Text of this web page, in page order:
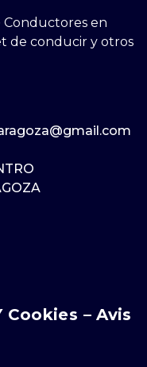
Conductores en
de conducir y otros
– Avis